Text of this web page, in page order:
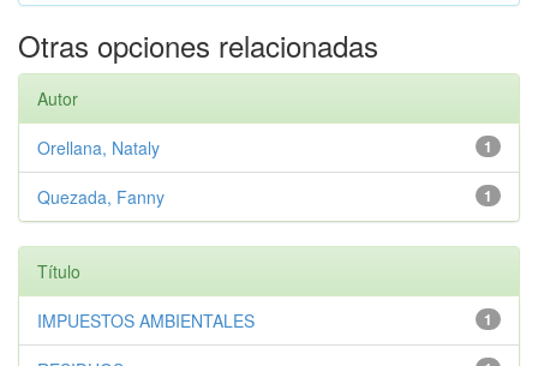
Otras opciones relacionadas
Autor
1
Orellana, Nataly
1
Quezada, Fanny
Título
1
IMPUESTOS AMBIENTALES